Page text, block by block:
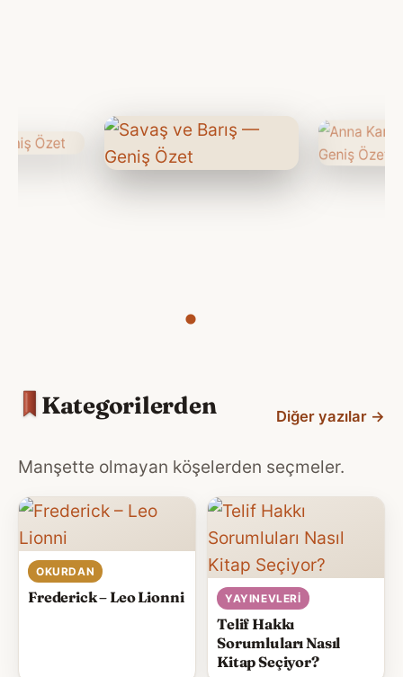
Kategorilerden Diğer yazılar →
Manşette olmayan köşelerden seçmeler.
OKURDAN
Frederick – Leo Lionni YAYINEVLERI
Telif Hakkı
Sorumluları Nasıl
Kitap Seçiyor?